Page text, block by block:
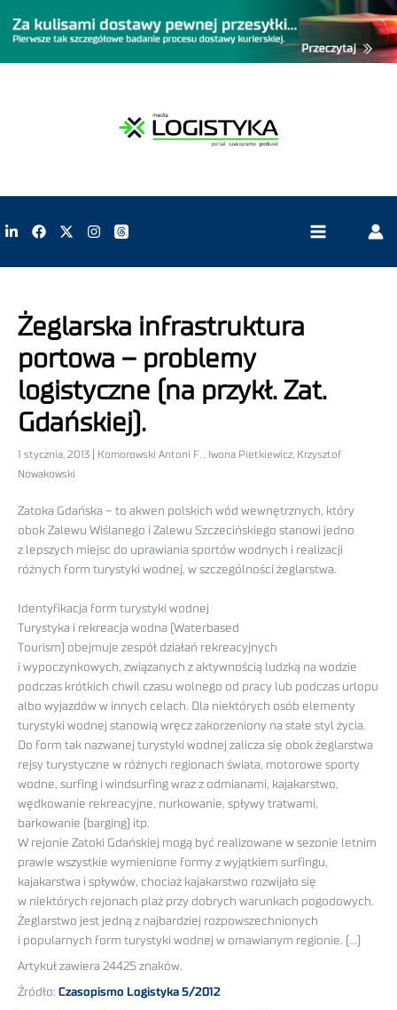
Żeglarska infrastruktura
portowa – problemy
logistyczne (na przykł. Zat.
Gdańskiej).
1 stycznia, 2013 | Komorowski Antoni F. , Iwona Pietkiewicz, Krzysztof
Nowakowski
Zatoka Gdańska – to akwen polskich wód wewnętrznych, który
obok Zalewu Wiślanego i Zalewu Szczecińskiego stanowi jedno
z lepszych miejsc do uprawiania sportów wodnych i realizacji
różnych form turystyki wodnej, w szczególności żeglarstwa.
Identyfikacja form turystyki wodnej
Turystyka i rekreacja wodna (Waterbased
Tourism) obejmuje zespół działań rekreacyjnych
i wypoczynkowych, związanych z aktywnością ludzką na wodzie
podczas krótkich chwil czasu wolnego od pracy lub podczas urlopu
albo wyjazdów w innych celach. Dla niektórych osób elementy
turystyki wodnej stanowią wręcz zakorzeniony na stałe styl życia.
Do form tak nazwanej turystyki wodnej zalicza się obok żeglarstwa
rejsy turystyczne w różnych regionach świata, motorowe sporty
wodne, surfing i windsurfing wraz z odmianami, kajakarstwo,
wędkowanie rekreacyjne, nurkowanie, spływy tratwami,
barkowanie (barging) itp.
W rejonie Zatoki Gdańskiej mogą być realizowane w sezonie letnim
prawie wszystkie wymienione formy z wyjątkiem surfingu,
kajakarstwa i spływów, chociaż kajakarstwo rozwijało się
w niektórych rejonach plaż przy dobrych warunkach pogodowych.
Żeglarstwo jest jedną z najbardziej rozpowszechnionych
i popularnych form turystyki wodnej w omawianym regionie. (…)
Artykuł zawiera 24425 znaków.
Źródło: Czasopismo Logistyka 5/2012